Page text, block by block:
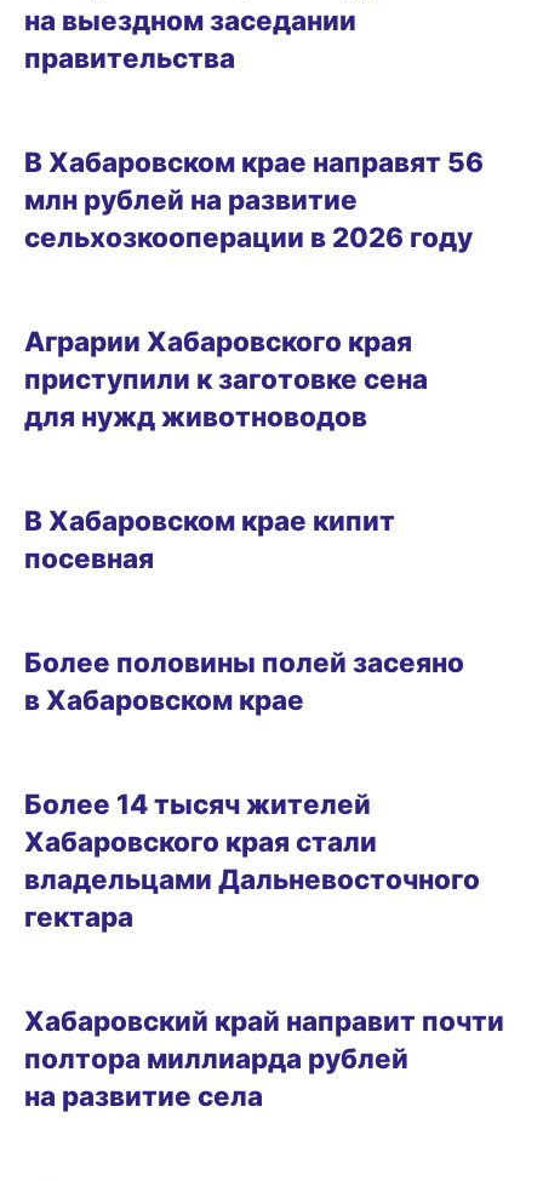
на выездном заседании
правительства
В Хабаровском крае направят 56
млн рублей на развитие
сельхозкооперации в 2026 году
Аграрии Хабаровского края
приступили к заготовке сена
для нужд животноводов
В Хабаровском крае кипит
посевная
Более половины полей засеяно
в Хабаровском крае
Более 14 тысяч жителей
Хабаровского края стали
владельцами Дальневосточного
гектара
Хабаровский край направит почти
полтора миллиарда рублей
на развитие села